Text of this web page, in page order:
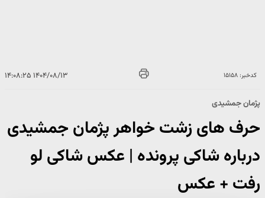
کدخبر: ۱۵۱۵۸ ۱۴۰۴/۰۸/۱۳ ۱۴:۰۸:۲۵
پژمان جمشیدی
حرف های زشت خواهر پژمان جمشیدی
درباره شاکی پرونده | عکس شاکی لو
رفت + عکس